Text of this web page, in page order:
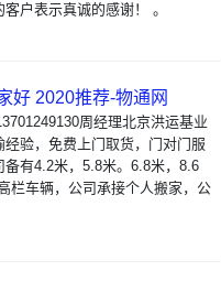
户表示真诚的感谢！ 。
好 2020推荐-物通网
周经理北京洪运基业
验，免费上门取货，门对门服
有4.2米，5.8米。6.8米，8.6
栏车辆，公司承接个人搬家，公